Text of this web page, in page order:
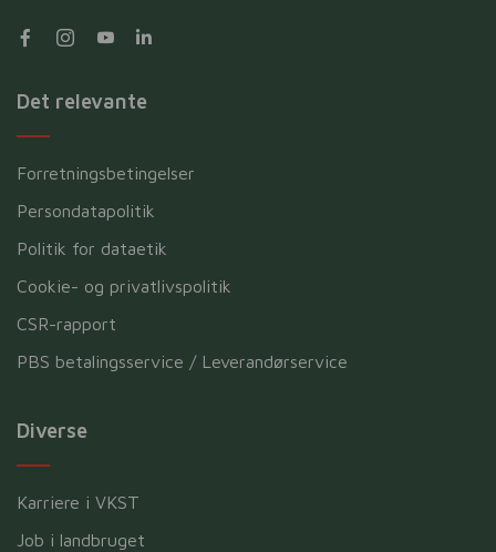
Det relevante
Forretningsbetingelser
Persondatapolitik
Politik for dataetik
Cookie- og privatlivspolitik
CSR-rapport
PBS betalingsservice / Leverandørservice
Diverse
Karriere i VKST
Job i landbruget